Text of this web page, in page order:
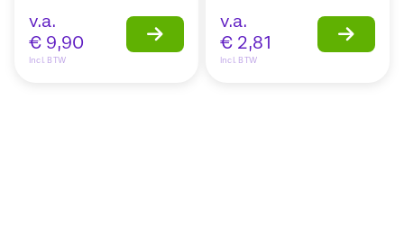
v.a.
€ 9,90
Incl. BTW
v.a.
€ 2,81
Incl. BTW